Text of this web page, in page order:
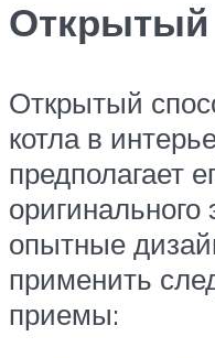
Открытый
Открытый
котла в
предполагает
оригинального
опытные
применить
приемы: